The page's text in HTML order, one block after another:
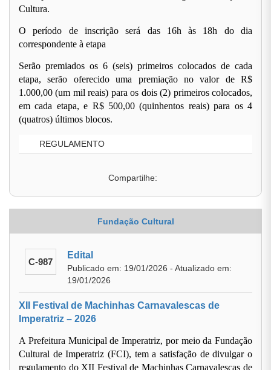
Cultura.
O período de inscrição será das 16h às 18h do dia
correspondente à etapa
Serão premiados os 6 (seis) primeiros colocados de cada
etapa, serão oferecido uma premiação no valor de R$
1.000,00 (um mil reais) para os dois (2) primeiros colocados,
em cada etapa, e R$ 500,00 (quinhentos reais) para os 4
(quatros) últimos blocos.
REGULAMENTO
Compartilhe:
Fundação Cultural
C-987
Edital
Publicado em: 19/01/2026 - Atualizado em:
19/01/2026
XII Festival de Machinhas Carnavalescas de
Imperatriz – 2026
A Prefeitura Municipal de Imperatriz, por meio da Fundação
Cultural de Imperatriz (FCI), tem a satisfação de divulgar o
regulamento do XII Festival de Machinhas Carnavalescas de